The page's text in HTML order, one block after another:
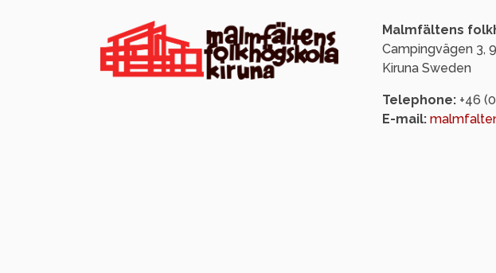
Malmfältens
Campingvägen 3,
Kiruna Sweden
Telephone:+46
E-mail: